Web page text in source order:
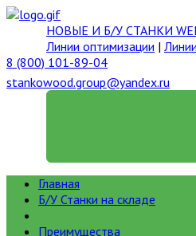
НОВЫЕ И Б/У СТАНКИ
Линии оптимизации |
8 (800) 101-89-04
stankowood.group@yandex.ru
Главная
Б/У Станки на складе
Преимущества